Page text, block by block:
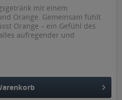
mit einem
Orange. Gemeinsam fühlt
Orange – ein Gefühl des
aufregender und